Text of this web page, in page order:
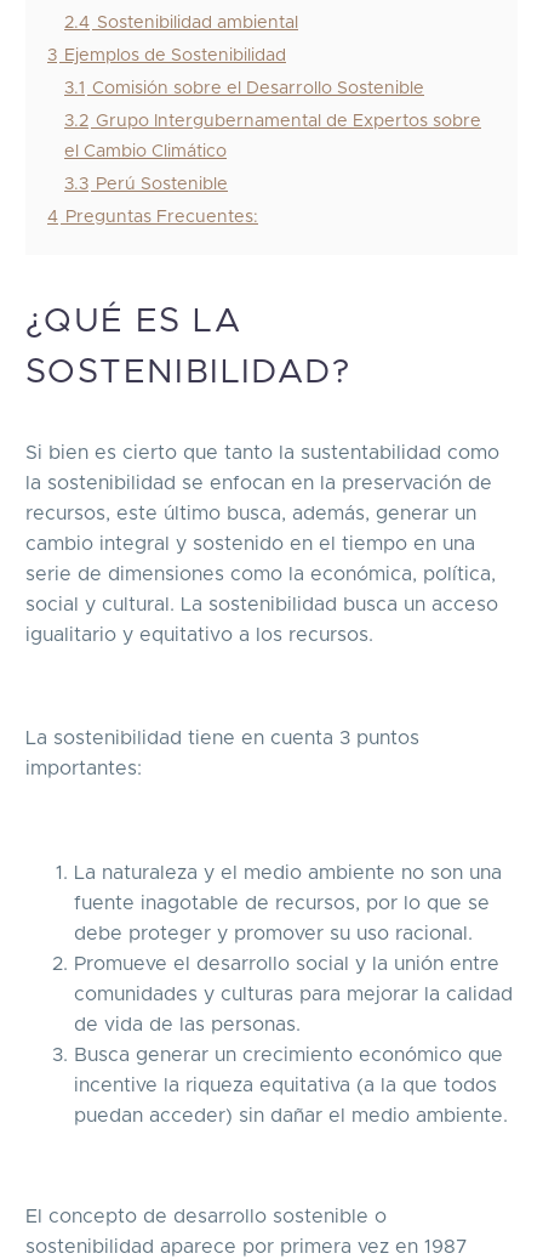
2.4 Sostenibilidad ambiental
3 Ejemplos de Sostenibilidad
3.1 Comisión sobre el Desarrollo Sostenible
3.2 Grupo Intergubernamental de Expertos sobre
el Cambio Climático
3.3 Perú Sostenible
4 Preguntas Frecuentes:
¿QUÉ ES LA
SOSTENIBILIDAD?
Si bien es cierto que tanto la sustentabilidad como
la sostenibilidad se enfocan en la preservación de
recursos, este último busca, además, generar un
cambio integral y sostenido en el tiempo en una
serie de dimensiones como la económica, política,
social y cultural. La sostenibilidad busca un acceso
igualitario y equitativo a los recursos.
La sostenibilidad tiene en cuenta 3 puntos
importantes:
La naturaleza y el medio ambiente no son una
fuente inagotable de recursos, por lo que se
debe proteger y promover su uso racional.
Promueve el desarrollo social y la unión entre
comunidades y culturas para mejorar la calidad
de vida de las personas.
Busca generar un crecimiento económico que
incentive la riqueza equitativa (a la que todos
puedan acceder) sin dañar el medio ambiente.
El concepto de desarrollo sostenible o
sostenibilidad aparece por primera vez en 1987